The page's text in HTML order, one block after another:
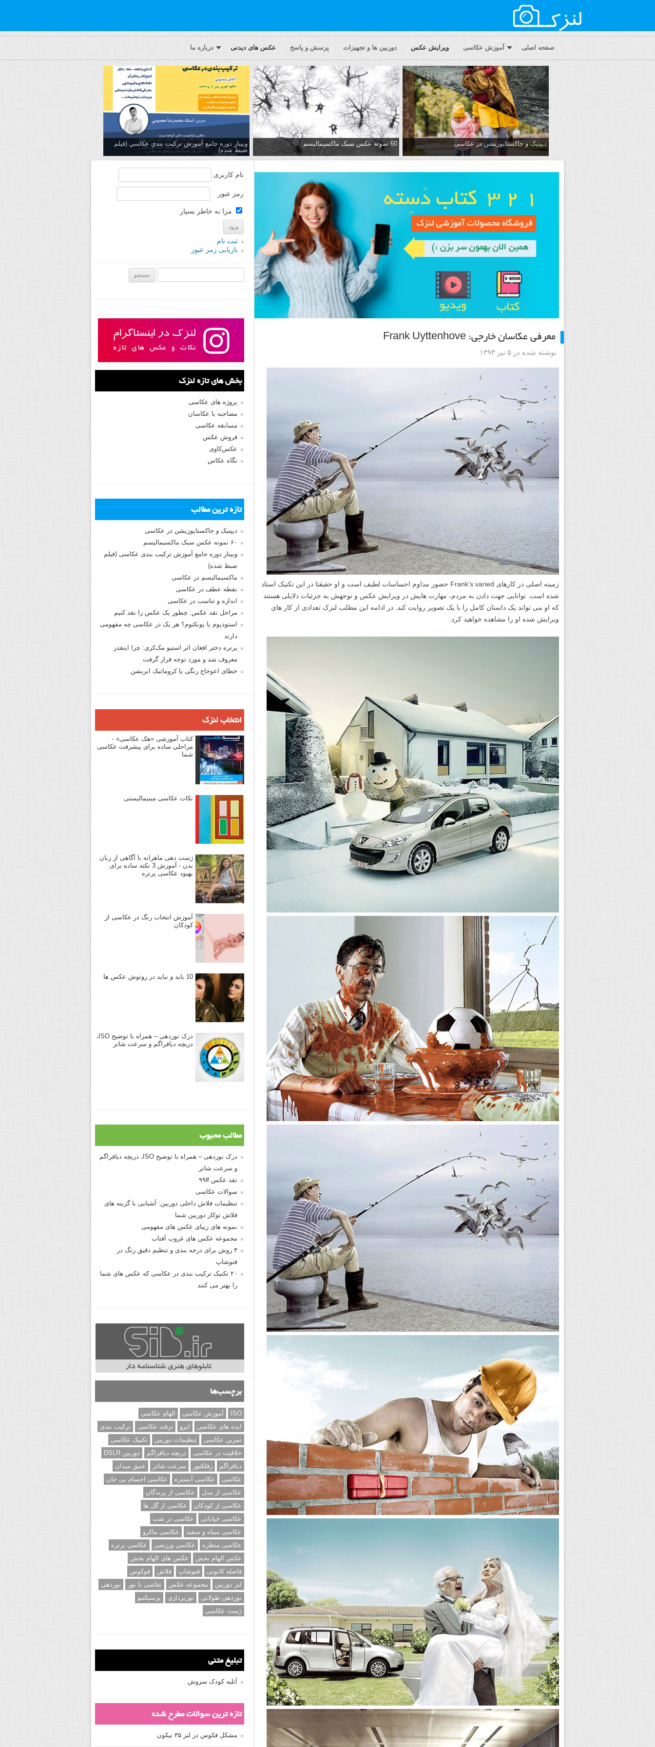
صفحه اصلی آموزش عکاسی ویرایش عکس دوربین ها و تجهیزات پرسش و پاسخ عکس های دیدنی درباره ما
دیپتیک و جاکستا‌پوزیشن در عکاسی 60 نمونه عکس سبک ماکسیمالیسم
وبینار دوره جامع آموزش تركيب بندي عكاسي (فیلم
ضبط شده)
معرفی عکاسان خارجی: Frank Uyttenhove
نوشته شده در ۵ تیر ۱۳۹۳
زمینه اصلی در کارهای Frank’s varied حضور مداوم احساسات لطیف است و او حقیقتا در این تکنیک استاد
شده است. توانایی جهت دادن به مردم، مهارت هایش در ویرایش عکس و توجهش به جزئیات دلایلی هستند
که او می تواند یک داستان کامل را با یک تصویر روایت کند. در ادامه این مطلب لنزک تعدادی از کار های
ویرایش شده او را مشاهده خواهید کرد.
نام کاربری
رمز عبور
مرا به خاطر بسپار
ثبت نام
بازیابی رمز عبور
بخش های تازه لنزک
پروژه های عکاسی
مصاحبه با عکاسان
مسابقه عکاسی
فروش عکس
عکس‌کاوی
نگاه عکاس
تازه ترین مطالب
دیپتیک و جاکستا‌پوزیشن در عکاسی
۶۰ نمونه عکس سبک ماکسیمالیسم
وبینار دوره جامع آموزش ترکیب بندی عکاسی (فیلم
ضبط شده)
ماکسیمالیسم در عکاسی
نقطه عطف در عکاسی
اندازه و تناسب در عکاسی
مراحل نقد عکس: چطور یک عکس را نقد کنیم
استودیوم یا پونکتوم؟ هر یک در عکاسی چه مفهومی
دارند
پرتره دختر افغان اثر استیو مک‌کری: چرا اینقدر
معروف شد و مورد توجه قرار گرفت
خطای اعوجاج رنگی یا کروماتیک ابریشن
انتخاب لنزک
کتاب آموزشی «هک عکاسی» -
مراحلی ساده برای پیشرفت عکاسی
شما
نکات عکاسی مینیمالیستی
ژست دهی ماهرانه با آگاهی از زبان
بدن - آموزش 3 نکته ساده برای
بهبود عکاسی پرتره
آموزش انتخاب رنگ در عکاسی از
کودکان
10 باید و نباید در روتوش عکس ها
درک نوردهی – همراه با توضیح ISO،
دریچه دیافراگم و سرعت شاتر
مطالب محبوب
درک نوردهی – همراه با توضیح ISO، دریچه دیافراگم
و سرعت شاتر
نقد عکس #۹۹
سوالات عکاسی
تنظیمات فلاش داخلی دوربین: آشنایی با گزینه های
فلاش توکار دوربین شما
نمونه های زیبای عکس های مفهومی
مجموعه عکس های غروب آفتاب
۳ روش برای درجه بندی و تنظیم دقیق رنگ در
فتوشاپ
۲۰ تکنیک ترکیب بندی در عکاسی که عکس های شما
را بهتر می کنند
برچسب‌ها
ISO آموزش عکاسی
الهام عکاسی
ایده های عکاسی
ایزو ترفند عکاسی
ترکیب بندی
تمرین عکاسی
تنظیمات دوربین
تکنیک عکاسی
خلاقیت در عکاسی
دریچه دیافراگم
دوربین DSLR
دیافراگم
رفلکتور سرعت شاتر
عمق میدان
عکاسی
عکاسی آبستره
عکاسی اجسام بی جان
عکاسی از مدل
عکاسی از پرندگان
عکاسی از کودکان
عکاسی از گل ها
عکاسی خیابانی
عکاسی در شب
عکاسی سیاه و سفید
عکاسی ماکرو
عکاسی منظره
عکاسی ورزشی
عکاسی پرتره
عکس الهام بخش
عکس های الهام بخش
فاصله کانونی
فتوشاپ فلاش
فوکوس
لنز دوربین
مجموعه عکس نقاشی با نور
نوردهی
نوردهی طولانی
نورپردازی
پرسپکتیو
ژست عکاسی
تبلیغ متنی
آتلیه کودک سروش
تازه ترین سوالات مطرح شده
مشکل فکوس در لنز ۳۵ نیکون